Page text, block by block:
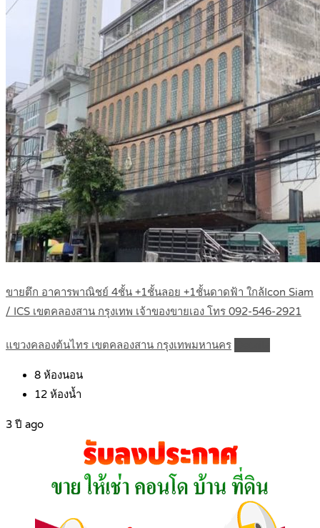
ขายตึก อาคารพาณิชย์ 4ชั้น +1ชั้นลอย +1ชั้นดาดฟ้า ใกล้Icon Siam
/ ICS เขตคลองสาน กรุงเทพ เจ้าของขายเอง โทร 092-546-2921
แขวงคลองต้นไทร เขตคลองสาน กรุงเทพมหานคร
8 ห้องนอน
12 ห้องน้ำ
3 ปี ago